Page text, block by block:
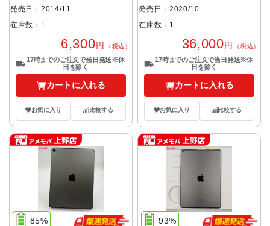
発売日：2014/11
在庫数：1
6,300円 （税込）
17時までのご注文で当日発送※休
日を除く
カートに入れる
お気に入り 比較する
発売日：2020/10
在庫数：1
36,000円 （税込）
17時までのご注文で当日発送※休
日を除く
カートに入れる
お気に入り 比較する
85% 93%